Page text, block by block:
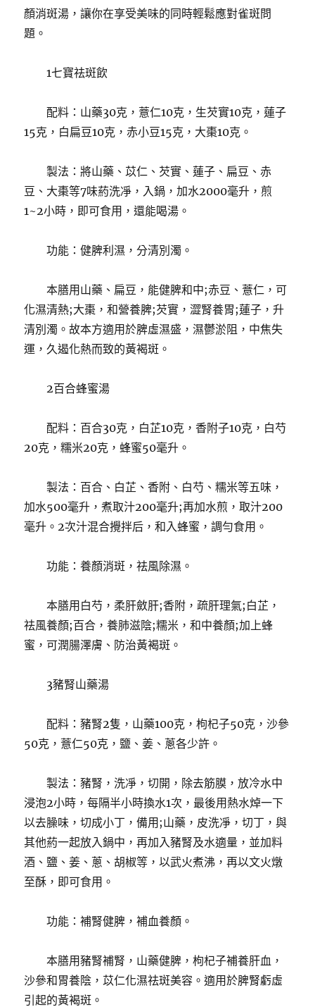
顏消斑湯，讓你在享受美味的同時輕鬆應對雀斑問
題。
1七寶祛斑飲
配料：山藥30克，薏仁10克，生芡實10克，蓮子
15克，白扁豆10克，赤小豆15克，大棗10克。
製法：將山藥、苡仁、芡實、蓮子、扁豆、赤
豆、大棗等7味葯洗凈，入鍋，加水2000毫升，煎
1~2小時，即可食用，還能喝湯。
功能：健脾利濕，分清別濁。
本膳用山藥、扁豆，能健脾和中;赤豆、薏仁，可
化濕清熱;大棗，和營養脾;芡實，澀腎養胃;蓮子，升
清別濁。故本方適用於脾虛濕盛，濕鬱淤阻，中焦失
運，久遏化熱而致的黃褐斑。
2百合蜂蜜湯
配料：百合30克，白芷10克，香附子10克，白芍
20克，糯米20克，蜂蜜50毫升。
製法：百合、白芷、香附、白芍、糯米等五味，
加水500毫升，煮取汁200毫升;再加水煎，取汁200
毫升。2次汁混合攪拌后，和入蜂蜜，調勻食用。
功能：養顏消斑，祛風除濕。
本膳用白芍，柔肝斂肝;香附，疏肝理氣;白芷，
祛風養顏;百合，養肺滋陰;糯米，和中養顏;加上蜂
蜜，可潤腸澤膚、防治黃褐斑。
3豬腎山藥湯
配料：豬腎2隻，山藥100克，枸杞子50克，沙參
50克，薏仁50克，鹽、姜、蔥各少許。
製法：豬腎，洗凈，切開，除去筋膜，放冷水中
浸泡2小時，每隔半小時換水1次，最後用熱水焯一下
以去臊味，切成小丁，備用;山藥，皮洗凈，切丁，與
其他葯一起放入鍋中，再加入豬腎及水適量，並加料
酒、鹽、姜、蔥、胡椒等，以武火煮沸，再以文火燉
至酥，即可食用。
功能：補腎健脾，補血養顏。
本膳用豬腎補腎，山藥健脾，枸杞子補養肝血，
沙參和胃養陰，苡仁化濕祛斑美容。適用於脾腎虧虛
引起的黃褐斑。